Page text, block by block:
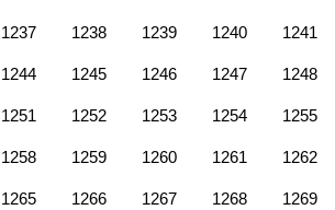
1237 1238 1239 1240 1241
1244 1245 1246 1247 1248
1251 1252 1253 1254 1255
1258 1259 1260 1261 1262
1265 1266 1267 1268 1269